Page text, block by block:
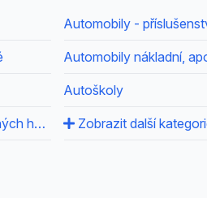
Automobily -
Automobily nákladní,
Autoškoly
Čerpací stanice pohonných hmot Zobrazit další